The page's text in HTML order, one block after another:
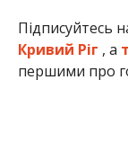
Підписуйтесь
Кривий Ріг , а
першими про